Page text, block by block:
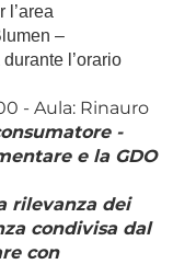
l’area
–
l’orario
- Aula: Rinauro
-
e la GDO
rilevanza dei
condivisa dal
con